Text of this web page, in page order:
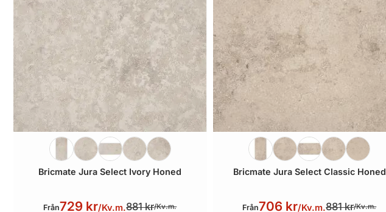
Bricmate Jura Select Ivory Honed
Från729 kr/Kv.m.881 kr/Kv.m.
Bricmate Jura Select Classic Honed
Från706 kr/Kv.m.881 kr/Kv.m.